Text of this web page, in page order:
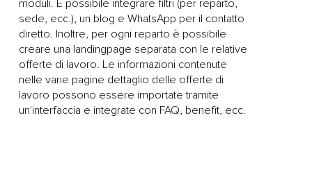
moduli. È possibile integrare filtri (per reparto,
sede, ecc.), un blog e WhatsApp per il contatto
diretto. Inoltre, per ogni reparto è possibile
creare una landingpage separata con le relative
offerte di lavoro. Le informazioni contenute
nelle varie pagine dettaglio delle offerte di
lavoro possono essere importate tramite
un'interfaccia e integrate con FAQ, benefit, ecc.